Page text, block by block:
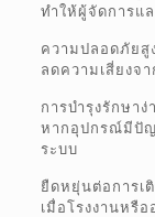
ทำให้ผู้จัดการแ
ความปลอดภัยสู
ลดความเสี่ยงจ
การบำรุงรักษาง่
หากอุปกรณ์มีปัญ
ระบบ
ยืดหยุ่นต่อการเ
เมื่อโรงงานหรื